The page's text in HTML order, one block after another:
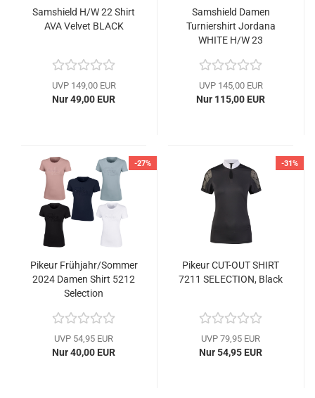
Samshield H/W 22 Shirt
AVA Velvet BLACK
UVP 149,00 EUR
Nur 49,00 EUR
Samshield Damen
Turniershirt Jordana
WHITE H/W 23
UVP 145,00 EUR
Nur 115,00 EUR
-27%
Pikeur Frühjahr/Sommer
2024 Damen Shirt 5212
Selection
UVP 54,95 EUR
Nur 40,00 EUR
-31%
Pikeur CUT-OUT SHIRT
7211 SELECTION, Black
UVP 79,95 EUR
Nur 54,95 EUR